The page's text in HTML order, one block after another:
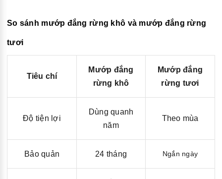
So sánh mướp đắng rừng khô và mướp đắng rừng
tươi
Tiêu chí
Mướp đắng
rừng khô
Mướp đắng
rừng tươi
Độ tiện lợi
Dùng quanh
năm
Theo mùa
Bảo quản 24 tháng Ngắn ngày